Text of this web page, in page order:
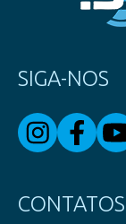
SIGA-NOS
CONTATOS